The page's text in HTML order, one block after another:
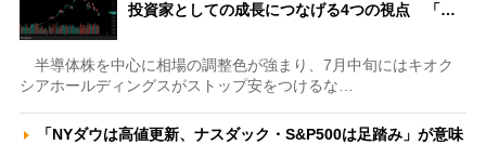
投資家としての成長につなげる4つの視点 「…
半導体株を中心に相場の調整色が強まり、7月中旬にはキオク
シアホールディングスがストップ安をつけるな…
「NYダウは高値更新、ナスダック・S&P500は足踏み」が意味